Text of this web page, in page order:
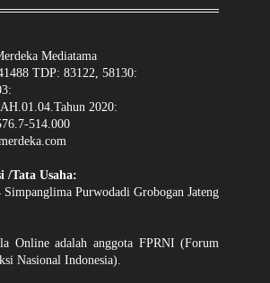
Mediatama
TDP: 83122, 58130:
2020:
514.000
/Tata Usaha:
Purwodadi Grobogan Jateng
Online adalah anggota FPRNI (Forum
Nasional Indonesia).